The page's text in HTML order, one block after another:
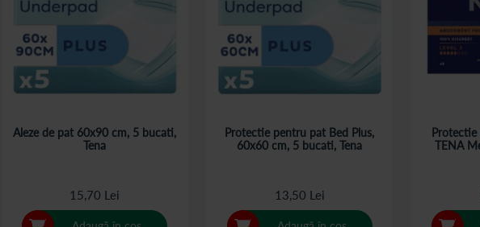
Aleze de pat 60x90 cm, 5 bucati,
Tena
15,70 Lei
Protectie pentru pat Bed Plus,
60x60 cm, 5 bucati, Tena
13,50 Lei
TENA